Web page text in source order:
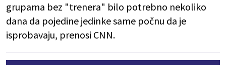
grupama bez "trenera" bilo potrebno nekoliko
dana da pojedine jedinke same počnu da je
isprobavaju, prenosi CNN.